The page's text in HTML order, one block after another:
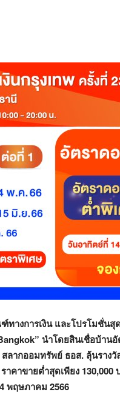
างการเงิน และโปรโมชั่นสุ
นำโดยสินเชื่อบ้าน
ลากออมทรัพย์ ธอส. ลุ้นรางวั
าคาขายต่ำสุดเพียง
พฤษภาคม 2566